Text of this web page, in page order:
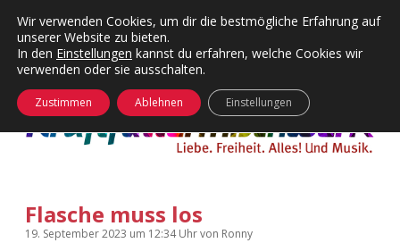
Kategorien
Menü
24 Hours Chilling
Die Wende
KFMW-Disco
KFMW-Disco
Dates
Contact
öffnen
Flasche muss los
19. September 2023 um 12:34 Uhrvon Ronny
Wir verwenden Cookies, um dir die bestmögliche Erfahrung auf
unserer Website zu bieten.
In den Einstellungen kannst du erfahren, welche Cookies wir
verwenden oder sie ausschalten.
Zustimmen Ablehnen Einstellungen